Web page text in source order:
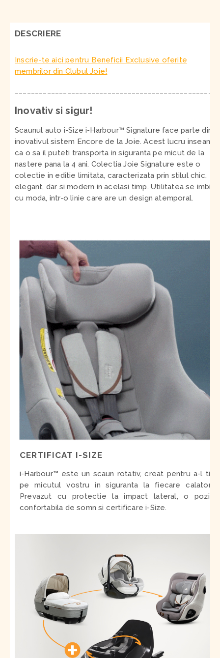
DESCRIERE
Inscrie-te aici pentru Beneficii Exclusive oferite
membrilor din Clubul Joie!
Inovativ si sigur!
Scaunul auto i-Size i-Harbour™ Signature face parte din
inovativul sistem Encore de la Joie. Acest lucru
ca o sa il puteti transporta in siguranta pe micut de la
nastere pana la 4 ani. Colectia Joie Signature este o
colectie in editie limitata, caracterizata prin stilul chic,
elegant, dar si modern in acelasi timp. Utilitatea se imbina
cu moda, intr-o linie care are un design atemporal.
CERTIFICAT I-SIZE
i-Harbour™ este un scaun rotativ, creat pentru a-l tine
pe micutul vostru in siguranta la fiecare calatorie.
Prevazut cu protectie la impact lateral, o pozitie
confortabila de somn si certificare i-Size.